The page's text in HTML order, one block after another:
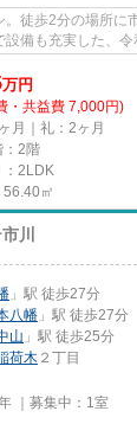
徒歩2分の場所に
備も充実した、令
万円
・共益費 7,000円)
月｜礼：2ヶ月
：2階
：2LDK
㎡
川
」駅 徒歩27分
八幡 」駅 徒歩27分
山 」駅 徒歩25分
荷木 ２丁目
｜募集中： 1室